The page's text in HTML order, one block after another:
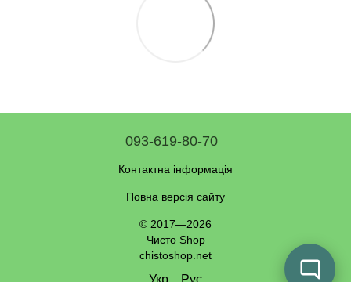
093-619-80-70
Контактна інформація
Повна версія сайту
© 2017—2026
Чисто Shop
chistoshop.net
Укр Рус